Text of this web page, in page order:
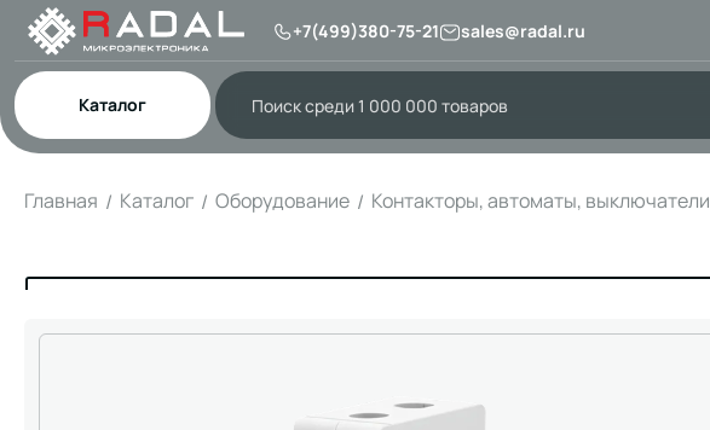
+7(499)380-75-21 sales@radal.ru
Каталог
Главная Каталог Оборудование Контакторы, автоматы, выключатели